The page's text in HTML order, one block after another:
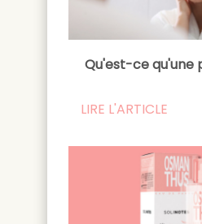
Qu'est-ce qu'une
LIRE L'ARTICLE